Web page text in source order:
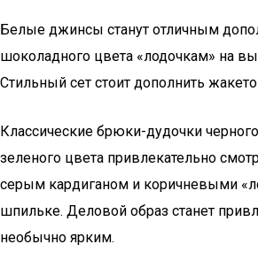
Белые джинсы станут отличным
шоколадного цвета «лодочкам» на
Стильный сет стоит дополнить
Классические брюки-дудочки
зеленого цвета привлекательно
серым кардиганом и коричневыми
шпильке. Деловой образ станет
необычно ярким.